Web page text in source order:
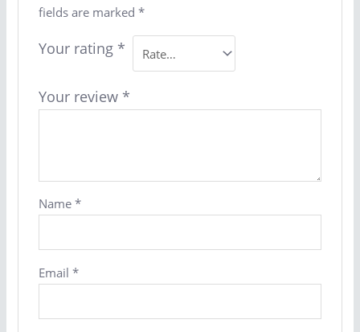
fields are marked *
Your rating *
Your review *
Name *
Email *